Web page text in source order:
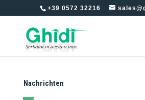
+39 0572 32216
Nachrichten